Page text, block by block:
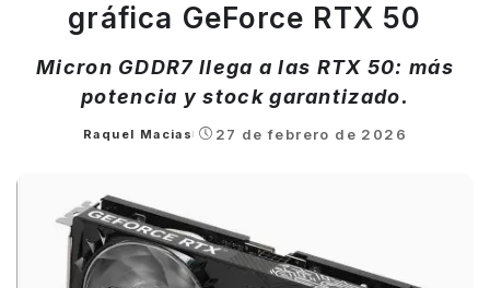
gráfica GeForce RTX 50
Micron GDDR7 llega a las RTX 50: más
potencia y stock garantizado.
Posted
Raquel Macias 27 de febrero de 2026